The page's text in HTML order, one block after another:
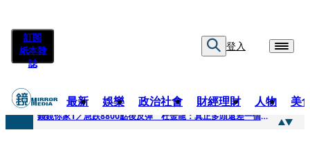
訂閱
紙本雜
誌
登入
最新 娛樂 政治社會 財經理財 人物 美
快訊
錢鏡你家1／急跌8800點後反彈 杜金龍：真正多頭還差一個訊號